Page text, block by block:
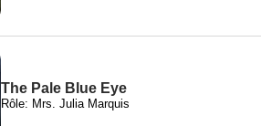
The Pale Blue Eye
Rôle: Mrs. Julia Marquis